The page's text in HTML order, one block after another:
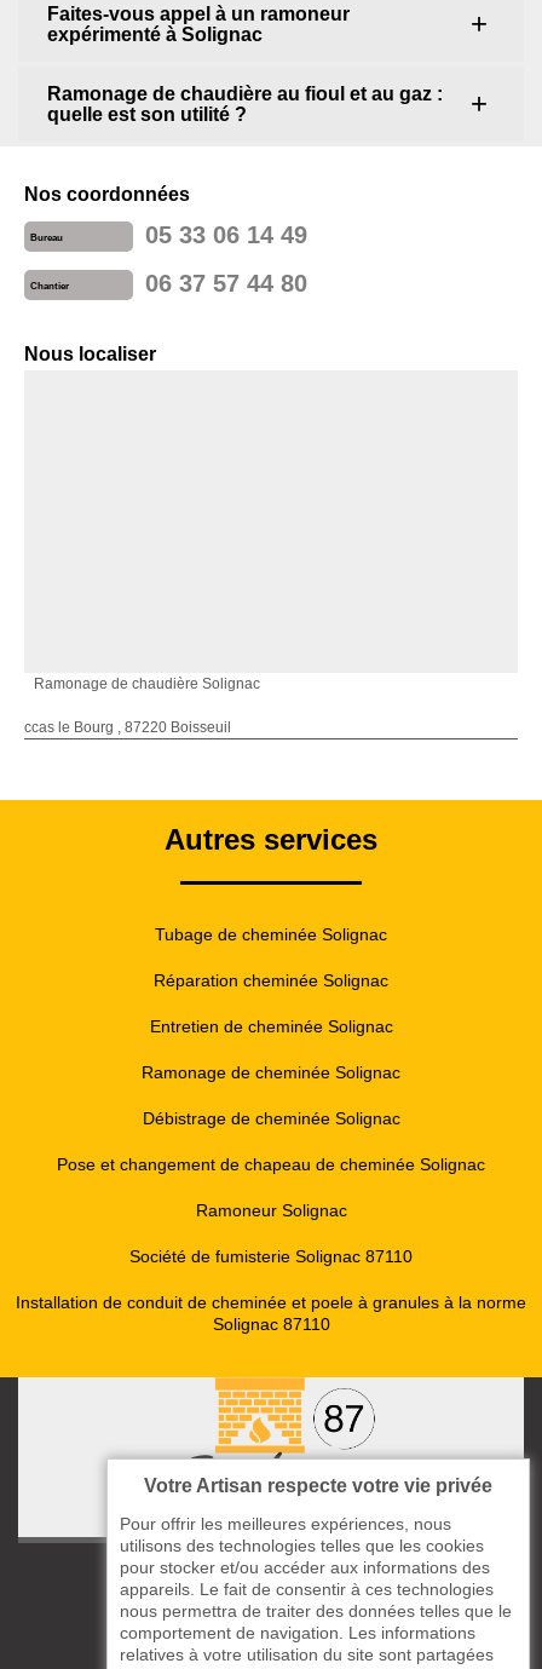
Faites-vous appel à un ramoneur
expérimenté à Solignac
Ramonage de chaudière au fioul et au gaz :
quelle est son utilité ?
Nos coordonnées
Bureau 05 33 06 14 49
Chantier 06 37 57 44 80
Nous localiser
Ramonage de chaudière Solignac
ccas le Bourg , 87220 Boisseuil
Autres services
Tubage de cheminée Solignac
Réparation cheminée Solignac
Entretien de cheminée Solignac
Ramonage de cheminée Solignac
Débistrage de cheminée Solignac
Pose et changement de chapeau de cheminée Solignac
Ramoneur Solignac
Société de fumisterie Solignac 87110
Installation de conduit de cheminée et poele à granules à la norme
Solignac 87110
ccas le Bourg
87220 Boisseuil
05 33 06 14 49
Votre Artisan respecte votre vie privée
Pour offrir les meilleures expériences, nous
utilisons des technologies telles que les cookies
pour stocker et/ou accéder aux informations des
appareils. Le fait de consentir à ces technologies
nous permettra de traiter des données telles que le
comportement de navigation. Les informations
relatives à votre utilisation du site sont partagées